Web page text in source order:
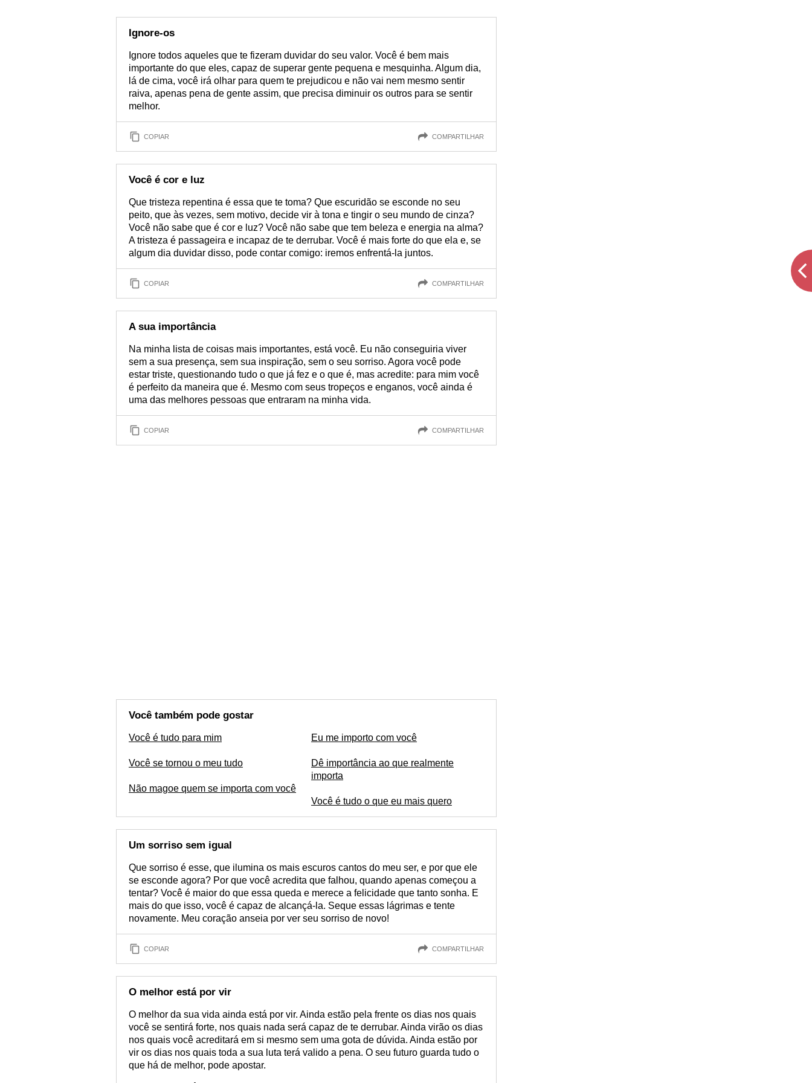
Ignore-os
Ignore todos aqueles que te fizeram duvidar do seu valor. Você é bem mais
importante do que eles, capaz de superar gente pequena e mesquinha. Algum dia,
lá de cima, você irá olhar para quem te prejudicou e não vai nem mesmo sentir
raiva, apenas pena de gente assim, que precisa diminuir os outros para se sentir
melhor.
COPIAR COMPARTILHAR
Você é cor e luz
Que tristeza repentina é essa que te toma? Que escuridão se esconde no seu
peito, que às vezes, sem motivo, decide vir à tona e tingir o seu mundo de cinza?
Você não sabe que é cor e luz? Você não sabe que tem beleza e energia na alma?
A tristeza é passageira e incapaz de te derrubar. Você é mais forte do que ela e, se
algum dia duvidar disso, pode contar comigo: iremos enfrentá-la juntos.
COPIAR COMPARTILHAR
A sua importância
Na minha lista de coisas mais importantes, está você. Eu não conseguiria viver
sem a sua presença, sem sua inspiração, sem o seu sorriso. Agora você pode
estar triste, questionando tudo o que já fez e o que é, mas acredite: para mim você
é perfeito da maneira que é. Mesmo com seus tropeços e enganos, você ainda é
uma das melhores pessoas que entraram na minha vida.
COPIAR COMPARTILHAR
Você também pode gostar
Você é tudo para mim
Você se tornou o meu tudo
Não magoe quem se importa com você
Eu me importo com você
Dê importância ao que realmente
importa
Você é tudo o que eu mais quero
Um sorriso sem igual
Que sorriso é esse, que ilumina os mais escuros cantos do meu ser, e por que ele
se esconde agora? Por que você acredita que falhou, quando apenas começou a
tentar? Você é maior do que essa queda e merece a felicidade que tanto sonha. E
mais do que isso, você é capaz de alcançá-la. Seque essas lágrimas e tente
novamente. Meu coração anseia por ver seu sorriso de novo!
COPIAR COMPARTILHAR
O melhor está por vir
O melhor da sua vida ainda está por vir. Ainda estão pela frente os dias nos quais
você se sentirá forte, nos quais nada será capaz de te derrubar. Ainda virão os dias
nos quais você acreditará em si mesmo sem uma gota de dúvida. Ainda estão por
vir os dias nos quais toda a sua luta terá valido a pena. O seu futuro guarda tudo o
que há de melhor, pode apostar.